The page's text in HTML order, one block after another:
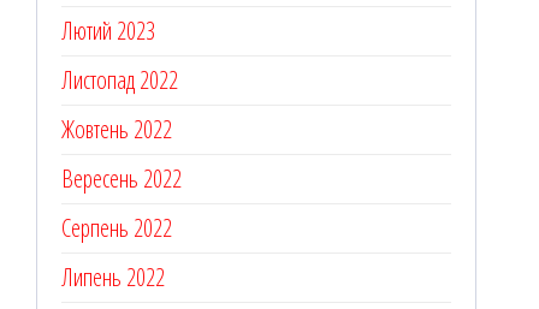
Лютий 2023
Листопад 2022
Жовтень 2022
Вересень 2022
Серпень 2022
Липень 2022